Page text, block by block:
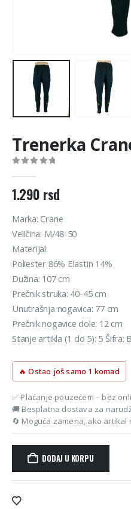
Trenerka
1.290 rsd
Marka: Crane
Veličina: M/48-50
Materijal:
Poliester 86% Elastin 14%
Dužina: 107 cm
Prečnik struka: 40-45 cm
Unutrašnja nogavica: 77 cm
Prečnik nogavice dole: 12 cm
Stanje artikla (1 do 5): 5 Šifra:
🔥 Ostao još samo 1 komad
✅ Plaćanje pouzećem – bez
🚚 Besplatna dostava za
🔄 Moguća zamena, ako artikal
DODAJ U KORPU
Alternative: